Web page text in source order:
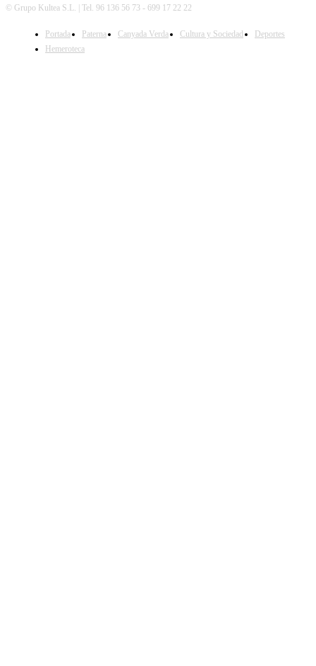
SÍGUENOS
© Grupo Kultea S.L. | Tel. 96 136 56 73 - 699 17 22 22
Portada Paterna Canyada Verda Cultura y Sociedad
Deportes
Hemeroteca